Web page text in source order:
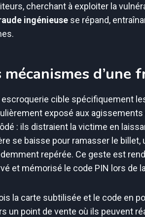
cherchant à exploiter la
ingénieuse se répand,
mécanismes d’une
cible spécifiquement
exposé aux
: ils distraient la victime en
se baisse pour ramasser le
repérée. Ce geste est
et mémorisé le code PIN lors de
la carte subtilisée et le code en
un point de vente où ils peuvent